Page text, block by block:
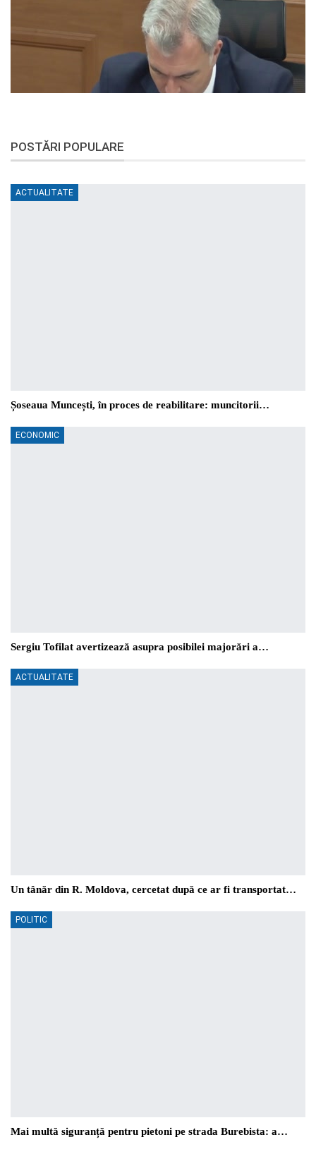
POSTĂRI POPULARE
ACTUALITATE
Șoseaua Muncești, în proces de reabilitare: muncitorii…
ECONOMIC
Sergiu Tofilat avertizează asupra posibilei majorări a…
ACTUALITATE
Un tânăr din R. Moldova, cercetat după ce ar fi transportat…
POLITIC
Mai multă siguranță pentru pietoni pe strada Burebista: a…